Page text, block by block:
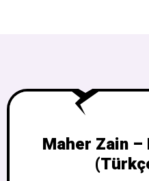
Maher Zain –